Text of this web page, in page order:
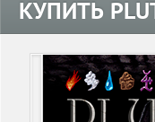
КУПИТЬ